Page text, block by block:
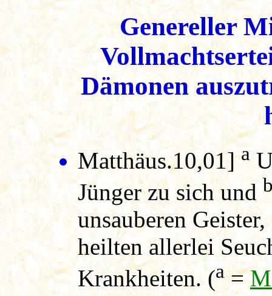
Genereller
Dämonen
Matthäus.10,01] a
Jünger zu sich und
unsauberen
heilten allerlei
Krankheiten. (a=